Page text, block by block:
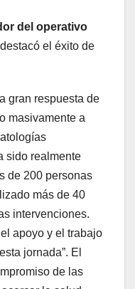
del operativo
el éxito de
gran respuesta de
masivamente a
sido realmente
de 200 personas
más de 40
intervenciones.
apoyo y el trabajo
jornada”. El
de las